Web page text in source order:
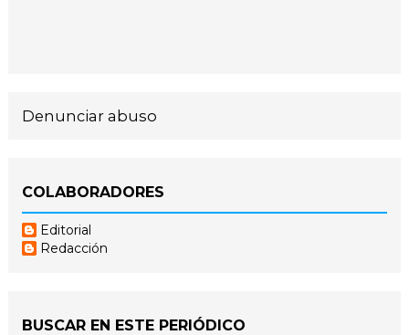
Denunciar abuso
COLABORADORES
Editorial
Redacción
BUSCAR EN ESTE PERIÓDICO